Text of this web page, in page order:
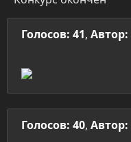
Голосов: 41, Автор:
Голосов: 40, Автор: